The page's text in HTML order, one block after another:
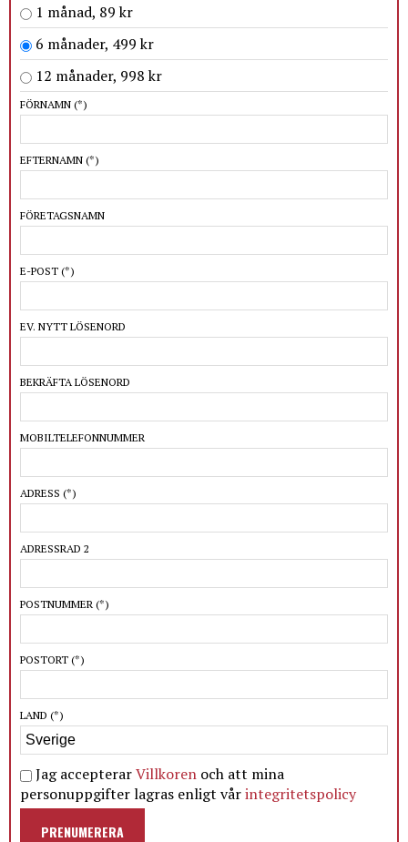
1 månad, 89 kr
6 månader, 499 kr
12 månader, 998 kr
FÖRNAMN (*)
EFTERNAMN (*)
FÖRETAGSNAMN
E-POST (*)
EV. NYTT LÖSENORD
BEKRÄFTA LÖSENORD
MOBILTELEFONNUMMER
ADRESS (*)
ADRESSRAD 2
POSTNUMMER (*)
POSTORT (*)
LAND (*)
Jag accepterarVillkoren och att mina
personuppgifter lagras enligt vårintegritetspolicy
PRENUMERERA